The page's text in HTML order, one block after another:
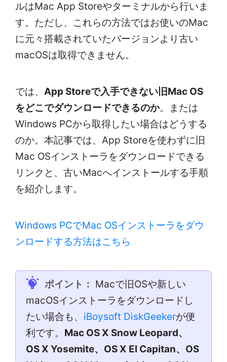
ルはMac App Storeやターミナルから行いま
す。ただし、これらの方法ではお使いのMac
に元々搭載されていたバージョンより古い
macOSは取得できません。
では、 App Storeで入手できない旧Mac OS
をどこでダウンロードできるのか。または
Windows PCから取得したい場合はどうする
のか。本記事では、App Storeを使わずに旧
Mac OSインストーラをダウンロードできる
リンクと、古いMacへインストールする手順
を紹介します。
Windows PCでMac OSインストーラをダウ
ンロードする方法はこちら
ポイント： Macで旧OSや新しい
macOSインストーラをダウンロードし
たい場合も、 iBoysoft DiskGeekerが便
利です。 Mac OS X Snow Leopard、
OS X Yosemite、OS X El Capitan、OS